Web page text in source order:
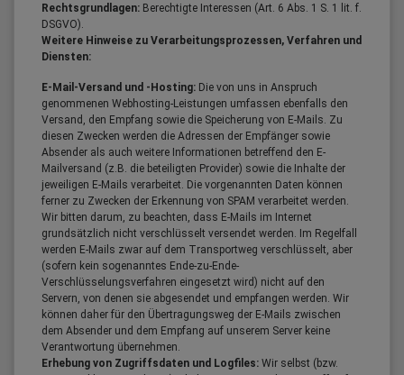
Rechtsgrundlagen: Berechtigte Interessen (Art. 6 Abs. 1 S. 1 lit. f.
DSGVO).
Weitere Hinweise zu Verarbeitungsprozessen, Verfahren und
Diensten:
E-Mail-Versand und -Hosting: Die von uns in Anspruch
genommenen Webhosting-Leistungen umfassen ebenfalls den
Versand, den Empfang sowie die Speicherung von E-Mails. Zu
diesen Zwecken werden die Adressen der Empfänger sowie
Absender als auch weitere Informationen betreffend den E-
Mailversand (z.B. die beteiligten Provider) sowie die Inhalte der
jeweiligen E-Mails verarbeitet. Die vorgenannten Daten können
ferner zu Zwecken der Erkennung von SPAM verarbeitet werden.
Wir bitten darum, zu beachten, dass E-Mails im Internet
grundsätzlich nicht verschlüsselt versendet werden. Im Regelfall
werden E-Mails zwar auf dem Transportweg verschlüsselt, aber
(sofern kein sogenanntes Ende-zu-Ende-
Verschlüsselungsverfahren eingesetzt wird) nicht auf den
Servern, von denen sie abgesendet und empfangen werden. Wir
können daher für den Übertragungsweg der E-Mails zwischen
dem Absender und dem Empfang auf unserem Server keine
Verantwortung übernehmen.
Erhebung von Zugriffsdaten und Logfiles: Wir selbst (bzw.